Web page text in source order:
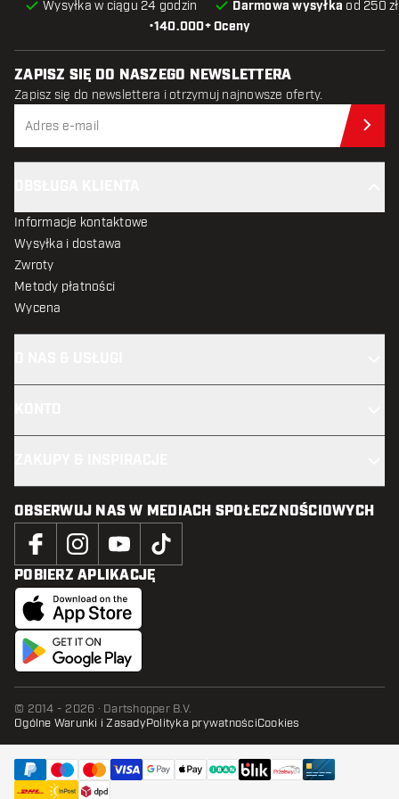
•140.000+ Oceny
Wysyłka w ciągu 24 godzin Darmowa wysyłka od 250
ZAPISZ SIĘ DO NASZEGO NEWSLETTERA
Zapisz się do newslettera i otrzymuj najnowsze oferty.
Informacje kontaktowe
Wysyłka i dostawa
Zwroty
Metody płatności
Wycena
OBSERWUJ NAS W MEDIACH SPOŁECZNOŚCIOWYCH
POBIERZ APLIKACJĘ
© 2014 - 2026 · Dartshopper B.V.
Ogólne Warunki i ZasadyPolityka prywatnościCookies